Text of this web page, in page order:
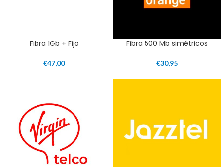
Fibra 1Gb + Fijo
€47,00
Fibra 500 Mb simétricos
€30,95